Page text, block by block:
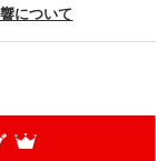
について